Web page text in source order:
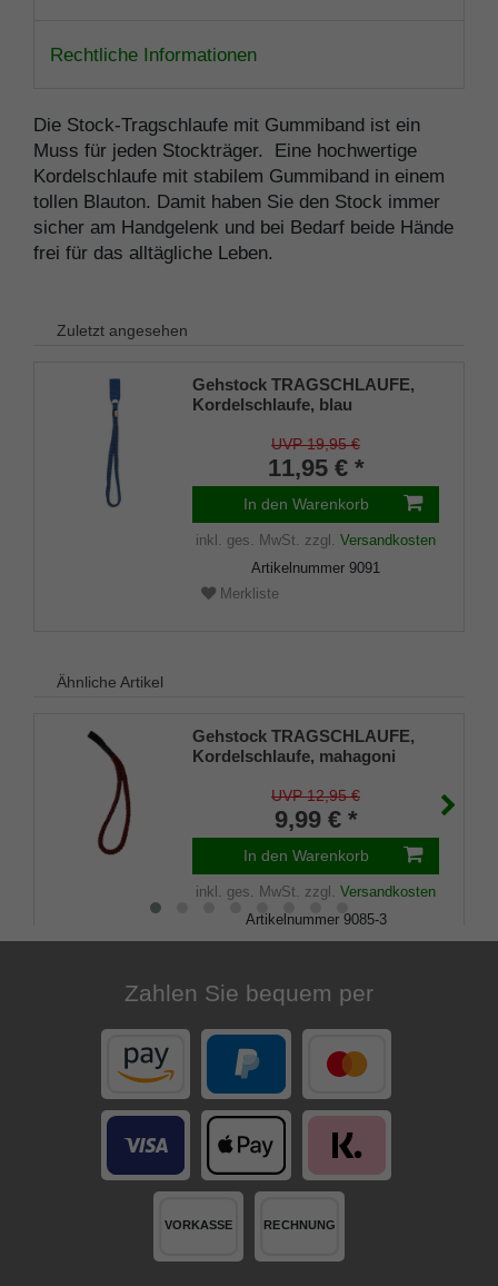
Rechtliche Informationen
Die Stock-Tragschlaufe mit Gummiband ist ein
Muss für jeden Stockträger. Eine hochwertige
Kordelschlaufe mit stabilem Gummiband in einem
tollen Blauton. Damit haben Sie den Stock immer
sicher am Handgelenk und bei Bedarf beide Hände
frei für das alltägliche Leben.
Zuletzt angesehen
Gehstock TRAGSCHLAUFE,
Kordelschlaufe, blau
UVP 19,95 €
11,95 € *
In den Warenkorb
inkl. ges. MwSt. zzgl. Versandkosten
Artikelnummer 9091
Merkliste
Ähnliche Artikel
Gehstock TRAGSCHLAUFE,
Kordelschlaufe, mahagoni
UVP 12,95 €
9,99 € *
In den Warenkorb
inkl. ges. MwSt. zzgl. Versandkosten
Artikelnummer 9085-3
Merkliste
Zahlen Sie bequem per